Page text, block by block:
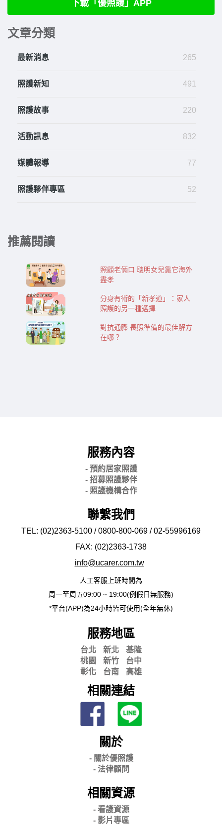
下載「優照護」APP
文章分類
最新消息 265
照護新知 491
照護故事 220
活動訊息 832
媒體報導 77
照護夥伴專區 52
推薦閱讀
照顧老倆口 聰明女兒靠它海外
盡孝
分身有術的「新孝道」：家人
照護的另一種選擇
對抗通膨 長照準備的最佳解方
在哪？
服務內容
- 預約居家照護
- 招募照護夥伴
- 照護機構合作
聯繫我們
TEL: (02)2363-5100 / 0800-800-069 / 02-55996169
FAX: (02)2363-1738
info@ucarer.com.tw
人工客服上班時間為
周一至周五09:00 ~ 19:00(例假日無服務)
*平台(APP)為24小時皆可使用(全年無休)
服務地區
台北 新北
基隆
桃園
新竹
台中
彰化
台南 高雄
相關連結
關於
- 關於優照護
- 法律顧問
相關資源
- 看護資源
- 影片專區